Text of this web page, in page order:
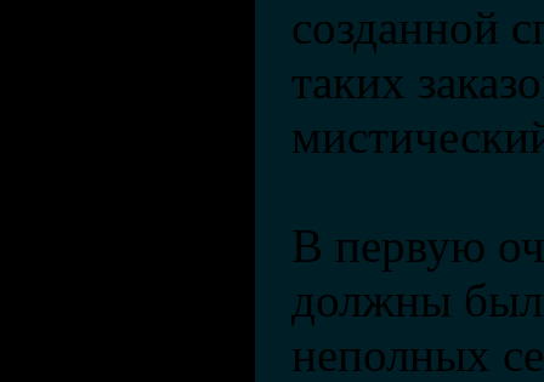
созданной
таких
В первую
должны
неполных